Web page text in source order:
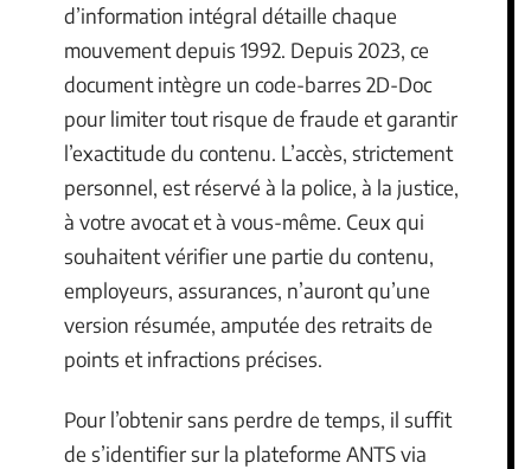
d’information intégral détaille chaque
mouvement depuis 1992. Depuis 2023, ce
document intègre un code-barres 2D-Doc
pour limiter tout risque de fraude et garantir
l’exactitude du contenu. L’accès, strictement
personnel, est réservé à la police, à la justice,
à votre avocat et à vous-même. Ceux qui
souhaitent vérifier une partie du contenu,
employeurs, assurances, n’auront qu’une
version résumée, amputée des retraits de
points et infractions précises.
Pour l’obtenir sans perdre de temps, il suffit
de s’identifier sur la plateforme ANTS via